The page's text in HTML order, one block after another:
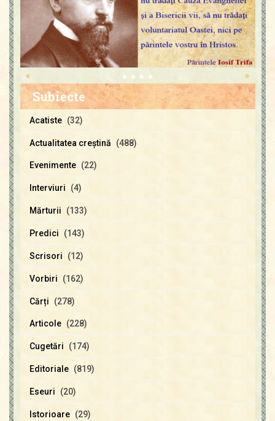
»
«
Subiecte
Acatiste (32)
Actualitatea creştină (488)
Evenimente (22)
Interviuri (4)
Mărturii (133)
Predici (143)
Scrisori (12)
Vorbiri (162)
Cărți (278)
Articole (228)
Cugetări (174)
Editoriale (819)
Eseuri (20)
Istorioare (29)